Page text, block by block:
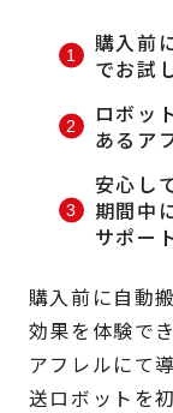
購入前
でお試
ロボッ
あるア
安心し
期間中
サポー
購入前に自動
効果を体験でき
アフレルにて
送ロボットを